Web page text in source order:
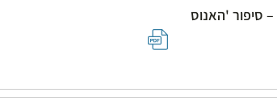
סיפור 'האנוס